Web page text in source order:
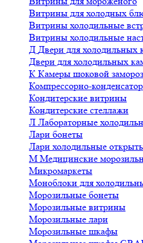
Витрины для холодных
Витрины холодильные
Витрины холодильные
Д Двери для холодильных
Двери для холодильных
К Камеры шоковой
Компрессорно-
Кондитерские витрины
Кондитерские стеллажи
Л Лабораторные
Лари бонеты
Лари холодильные
М Медицинские
Микромаркеты
Моноблоки для
Морозильные бонеты
Морозильные витрины
Морозильные лари
Морозильные шкафы